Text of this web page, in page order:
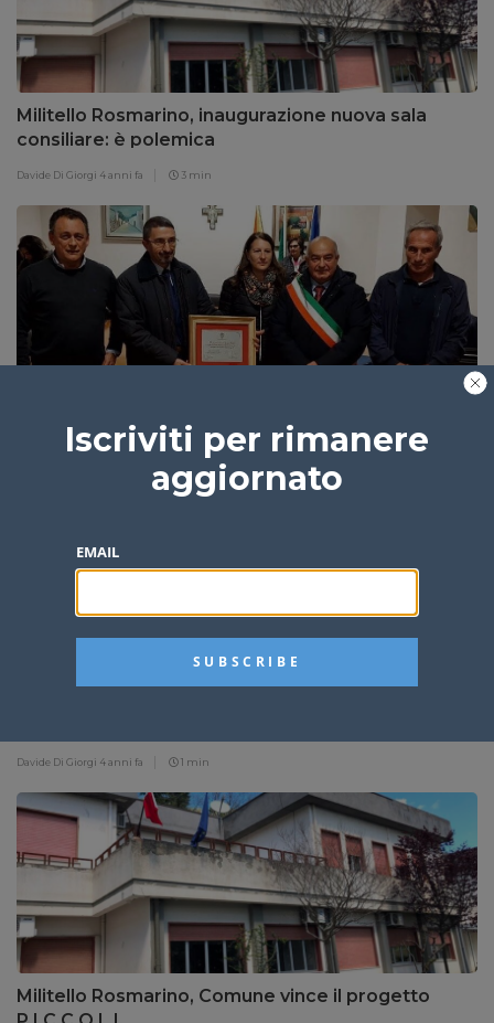
Militello Rosmarino, inaugurazione nuova sala
consiliare: è polemica
Davide Di Giorgi 4 anni fa 3 min
Semilia
Davide Di Giorgi 4 anni fa 1 min
Militello Rosmarino, Comune vince il progetto
Iscriviti per rimanere
aggiornato
EMAIL